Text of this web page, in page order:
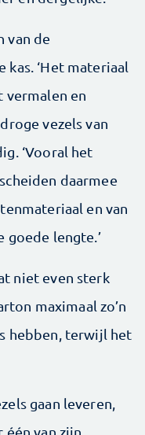
van de
‘Het materiaal
vermalen en
vezels van
‘Vooral het
daarmee
en van
goede lengte.’
niet even sterk
maximaal zo’n
hebben, terwijl het
gaan leveren,
één van zijn